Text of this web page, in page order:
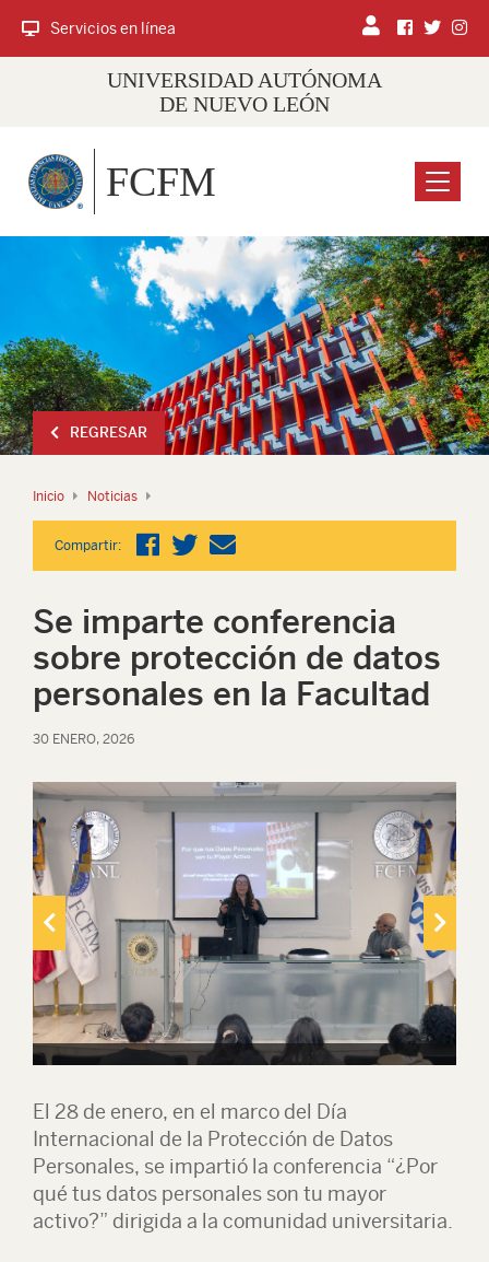
Servicios en línea
UNIVERSIDAD AUTÓNOMA
DE NUEVO LEÓN
Menu
FCFM
REGRESAR
Inicio Noticias
Compartir:
Se imparte conferencia
sobre protección de datos
personales en la Facultad
30 ENERO, 2026
El 28 de enero, en el marco del Día
Internacional de la Protección de Datos
Personales, se impartió la conferencia “¿Por
qué tus datos personales son tu mayor
activo?” dirigida a la comunidad universitaria.